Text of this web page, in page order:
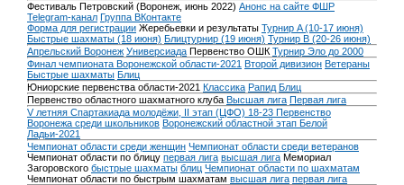
Фестиваль Петровский (Воронеж, июнь 2022) Анонс на сайте ФШР
Telegram-канал Группа ВКонтакте
Форма для регистрации Жеребьевки и результаты Турнир A (10-17 июня)
Быстрые шахматы (18 июня) Блицтурнир (19 июня) Турнир B (20-26 июня)
Апрельский Воронеж Универсиада Первенство ОШК Турнир Эло до 2000
Финал чемпионата Воронежской области-2021 Второй дивизион Ветераны
Быстрые шахматы Блиц
Юниорские первенства области-2021 Классика Рапид Блиц
Первенство областного шахматного клуба Высшая лига Первая лига
V летняя Спартакиада молодёжи, II этап (ЦФО) 18-23 Первенство
Воронежа среди школьников Воронежский областной этап Белой
Ладьи-2021
Чемпионат области среди женщин Чемпионат области среди ветеранов
Чемпионат области по блицу первая лига высшая лига Мемориал
Загоровского быстрые шахматы блиц Чемпионат области по шахматам
Чемпионат области по быстрым шахматам высшая лига первая лига